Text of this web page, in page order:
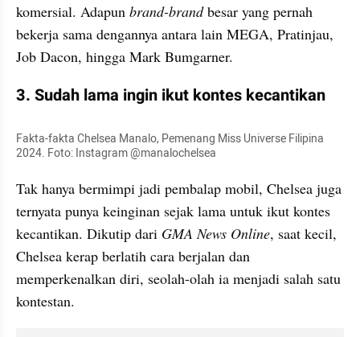
komersial. Adapun brand-brand besar yang pernah
bekerja sama dengannya antara lain MEGA, Pratinjau,
Job Dacon, hingga Mark Bumgarner.
3. Sudah lama ingin ikut kontes kecantikan
Fakta-fakta Chelsea Manalo, Pemenang Miss Universe Filipina
2024. Foto: Instagram @manalochelsea
Tak hanya bermimpi jadi pembalap mobil, Chelsea juga
ternyata punya keinginan sejak lama untuk ikut kontes
kecantikan. Dikutip dari GMA News Online, saat kecil,
Chelsea kerap berlatih cara berjalan dan
memperkenalkan diri, seolah-olah ia menjadi salah satu
kontestan.